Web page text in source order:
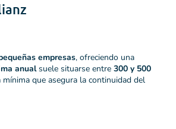
empresas, ofreciendo una
anualsuele situarse entre 300 y 500
que asegura la continuidad del